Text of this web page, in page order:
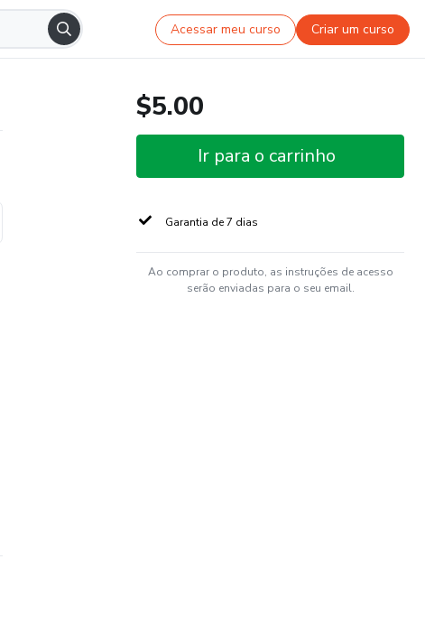
Acessar meu curso Criar um curso
$5.00
Ir para o carrinho
Garantia de 7 dias
Ao comprar o produto, as instruções de acesso
serão enviadas para o seu email.